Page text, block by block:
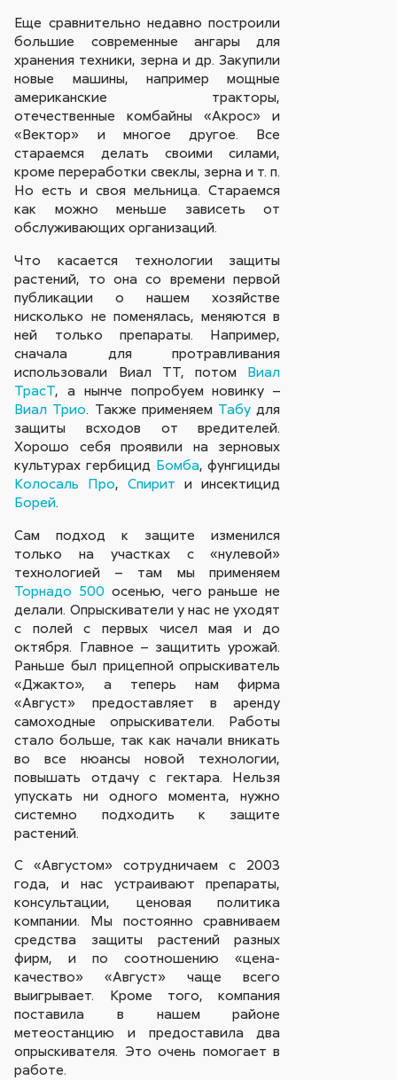
Еще сравнительно недавно построили
большие современные ангары для
хранения техники, зерна и др. Закупили
новые машины, например мощные
американские тракторы,
отечественные комбайны «Акрос» и
«Вектор» и многое другое. Все
стараемся делать своими силами,
кроме переработки свеклы, зерна и т. п.
Но есть и своя мельница. Стараемся
как можно меньше зависеть от
обслуживающих организаций.
Что касается технологии защиты
растений, то она со времени первой
публикации о нашем хозяйстве
нисколько не поменялась, меняются в
ней только препараты. Например,
сначала для протравливания
использовали Виал ТТ, потом Виал
ТрасТ, а нынче попробуем новинку –
Виал Трио. Также применяем Табу для
защиты всходов от вредителей.
Хорошо себя проявили на зерновых
культурах гербицид Бомба, фунгициды
Колосаль Про,Спирит и инсектицид
Борей.
Сам подход к защите изменился
только на участках с «нулевой»
технологией – там мы применяем
Торнадо 500 осенью, чего раньше не
делали. Опрыскиватели у нас не уходят
с полей с первых чисел мая и до
октября. Главное – защитить урожай.
Раньше был прицепной опрыскиватель
«Джакто», а теперь нам фирма
«Август» предоставляет в аренду
самоходные опрыскиватели. Работы
стало больше, так как начали вникать
во все нюансы новой технологии,
повышать отдачу с гектара. Нельзя
упускать ни одного момента, нужно
системно подходить к защите
растений.
С «Августом» сотрудничаем с 2003
года, и нас устраивают препараты,
консультации, ценовая политика
компании. Мы постоянно сравниваем
средства защиты растений разных
фирм, и по соотношению «цена-
качество» «Август» чаще всего
выигрывает. Кроме того, компания
поставила в нашем районе
метеостанцию и предоставила два
опрыскивателя. Это очень помогает в
работе.